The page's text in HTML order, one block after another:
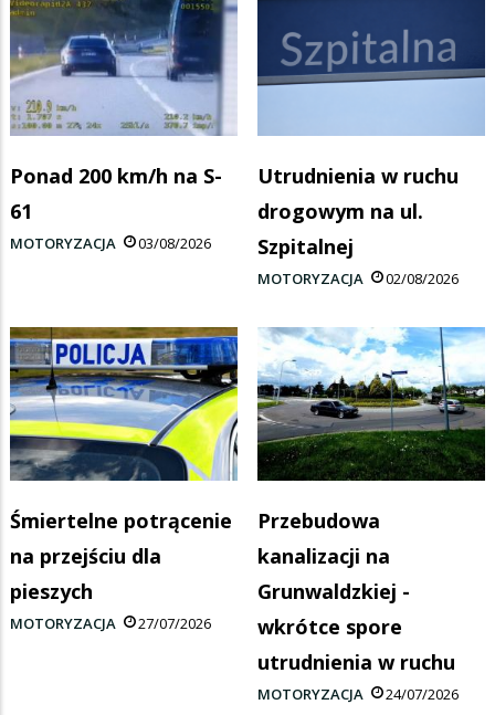
Ponad 200 km/h na S-
61
MOTORYZACJA 03/08/2026
Utrudnienia w ruchu
drogowym na ul.
Szpitalnej
MOTORYZACJA 02/08/2026
Śmiertelne potrącenie
na przejściu dla
pieszych
MOTORYZACJA 27/07/2026
Przebudowa
kanalizacji na
Grunwaldzkiej -
wkrótce spore
utrudnienia w ruchu
MOTORYZACJA 24/07/2026